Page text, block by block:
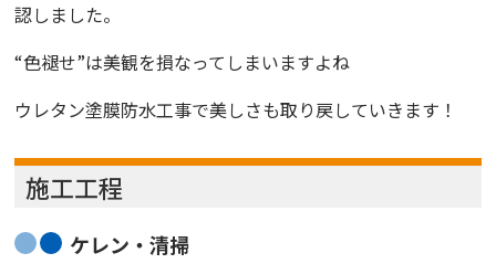
認しました。
“色褪せ”は美観を損なってしまいますよね
ウレタン塗膜防水工事で美しさも取り戻していきます！
施工工程
ケレン・清掃